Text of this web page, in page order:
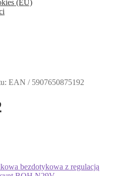
(EU)
EAN / 5907650875192